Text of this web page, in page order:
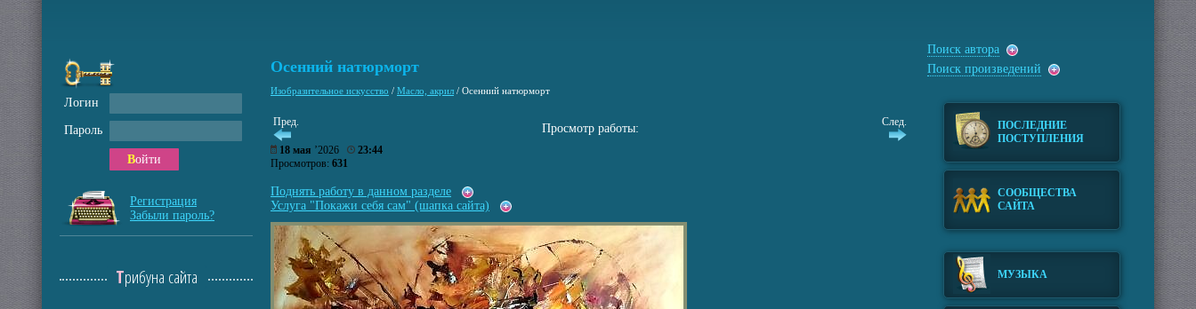
Осенний натюрморт
Изобразительное искусство / Масло, акрил / Осенний натюрморт
Пред. Просмотр работы: След.
18 мая ’2026
23:44
Просмотров: 631
Поднять работу в данном разделе
Услуга "Покажи себя сам" (шапка сайта)
Логин
Пароль
Войти
Регистрация
Забыли пароль?
Трибуна сайта
Поиск автора
Поиск произведений
ПОСЛЕДНИЕ
ПОСТУПЛЕНИЯ
СООБЩЕСТВА
САЙТА
МУЗЫКА